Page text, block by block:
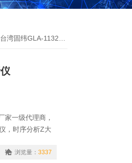
GLA-1132C逻辑分析仪
家一级代理商，
，时序分析Z大
浏览量： 3337